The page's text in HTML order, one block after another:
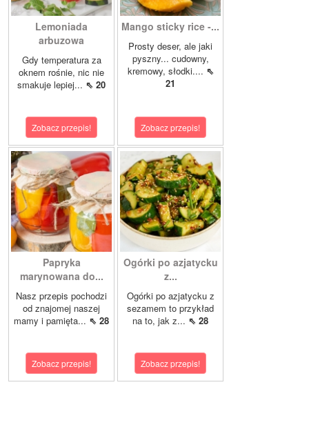
Lemoniada
arbuzowa
Gdy temperatura za
oknem rośnie, nic nie
smakuje lepiej... ⇖ 20
Zobacz przepis!
Mango sticky rice -...
Prosty deser, ale jaki
pyszny... cudowny,
kremowy, słodki.... ⇖
21
Zobacz przepis!
Papryka
marynowana do...
Nasz przepis pochodzi
od znajomej naszej
mamy i pamięta... ⇖ 28
Zobacz przepis!
Ogórki po azjatycku
z...
Ogórki po azjatycku z
sezamem to przykład
na to, jak z... ⇖ 28
Zobacz przepis!